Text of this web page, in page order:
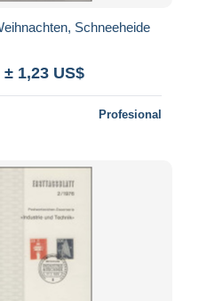
Schneeheide
± 1,23 US$
Profesional